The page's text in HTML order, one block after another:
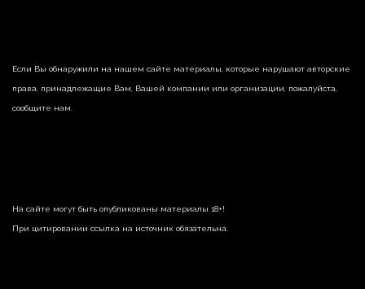
Если Вы обнаружили на нашем сайте материалы, которые нарушают авторские
права, принадлежащие Вам, Вашей компании или организации, пожалуйста,
сообщите нам.
На сайте могут быть опубликованы материалы 18+!
При цитировании ссылка на источник обязательна.